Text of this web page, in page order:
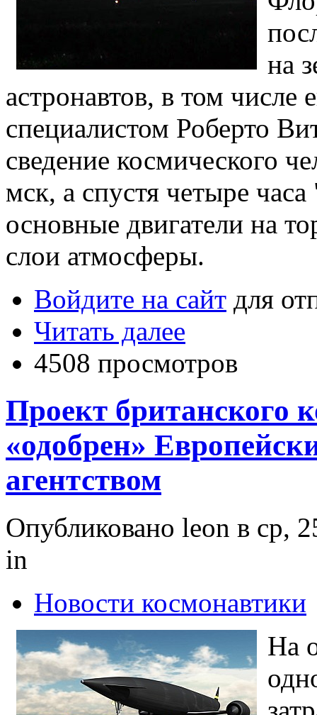
на
астронавтов, в том
специалистом Роберто
сведение космического
мск, а спустя четыре
основные двигатели на
слои атмосферы.
Войдите на сайт для
Читать далее
4508 просмотров
Проект британского
«одобрен»
агентством
Опубликовано leon в ср,
in
Новости космонавтики
На